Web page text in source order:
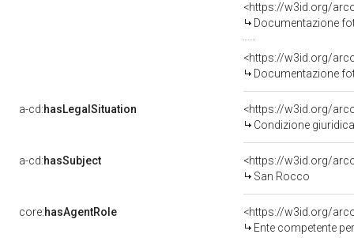
Documentazione
Documentazione
a-cd:hasLegalSituation
Condizione
a-cd:hasSubject
<https://w3id.org/
San Rocco
core:hasAgentRole
<https://w3id.org/
Ente competente per